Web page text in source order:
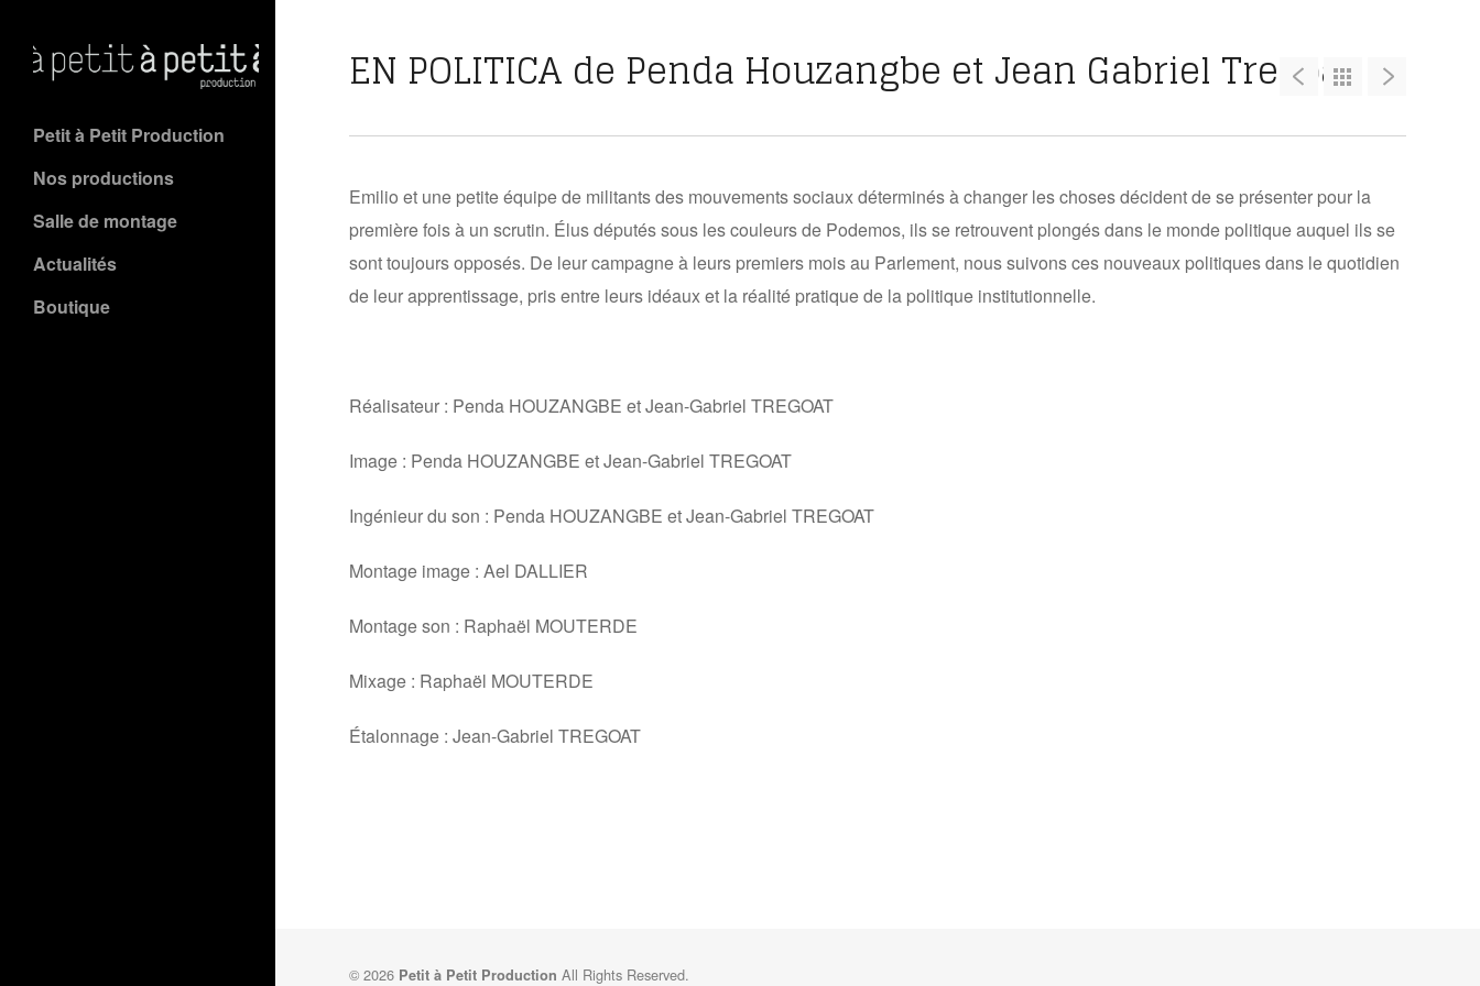
Petit à Petit Production
Nos productions
Salle de montage
Actualités
Boutique
EN POLITICA de Penda Houzangbe et Jean Gabriel Tregoat
Emilio et une petite équipe de militants des mouvements sociaux déterminés à changer les choses décident de se présenter pour la
première fois à un scrutin. Élus députés sous les couleurs de Podemos, ils se retrouvent plongés dans le monde politique auquel ils se
sont toujours opposés. De leur campagne à leurs premiers mois au Parlement, nous suivons ces nouveaux politiques dans le quotidien
de leur apprentissage, pris entre leurs idéaux et la réalité pratique de la politique institutionnelle.
Réalisateur : Penda HOUZANGBE et Jean-Gabriel TREGOAT
Image : Penda HOUZANGBE et Jean-Gabriel TREGOAT
Ingénieur du son : Penda HOUZANGBE et Jean-Gabriel TREGOAT
Montage image : Ael DALLIER
Montage son : Raphaël MOUTERDE
Mixage : Raphaël MOUTERDE
Étalonnage : Jean-Gabriel TREGOAT
© 2026 Petit à Petit Production All Rights Reserved.